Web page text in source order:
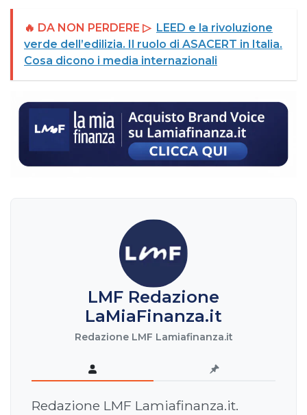
🔥 DA NON PERDERE ▷ LEED e la rivoluzione
verde dell’edilizia. Il ruolo di ASACERT in Italia.
Cosa dicono i media internazionali
LMF Redazione
LaMiaFinanza.it
Redazione LMF Lamiafinanza.it
Redazione LMF Lamiafinanza.it.